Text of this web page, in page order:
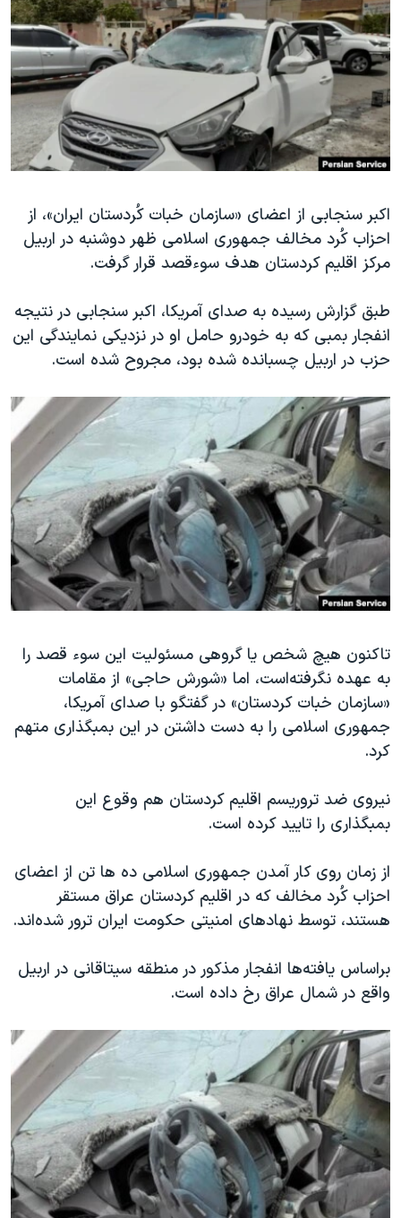
فرهنگ و زندگی
حقوق شهروندی
اقتصادی
علم و فناوری
اسرائیل در جنگ
آرشیو پخش زنده
مستندها
انتخابات ریاست جمهوری آمریکا ۲۰۲۴
حمله جمهوری اسلامی به اسرائیل
رمز مهسا
ورزش زنان در ایران
مجموعه مستندهای دادخواهی
تریبونال مردمی آبان ۹۸
دادگاه حمید نوری
چهل سال گروگان‌گیری
قانون شفافیت دارائی کادر رهبری ایران
اعتراضات مردمی آبان ۹۸
اسرائیل در جنگ
نرگس محمدی برنده جایزه نوبل صلح
همایش محافظه‌کاران آمریکا «سی‌پک»
صفحه‌های ویژه
سفر پرزیدنت ترامپ به چین
دنبال کنید
زبانهای مختلف
اکبر سنجابی از اعضای «سازمان خبات کُردستان ایران»، از
احزاب کُرد مخالف جمهوری اسلامی ظهر دوشنبه در اربیل
مرکز اقلیم کردستان هدف سوءقصد قرار گرفت.
طبق گزارش رسیده به صدای آمریکا، اکبر سنجابی در نتیجه
انفجار بمبی که به خودرو حامل او در نزدیکی نمایندگی این
حزب در اربیل چسبانده شده بود، مجروح شده است.
تاکنون هیچ شخص یا گروهی مسئولیت این سوء قصد را
به عهده نگرفته‌است، اما «شورش حاجی» از مقامات
«سازمان خبات کردستان» در گفتگو با صدای آمریکا،
جمهوری اسلامی را به دست داشتن در این بمبگذاری متهم
کرد.
نیروی ضد تروریسم اقلیم کردستان هم وقوع این
بمبگذاری را تایید کرده است.
از زمان روی کار آمدن جمهوری اسلامی ده ها تن از اعضای
احزاب کُرد مخالف که در اقلیم کردستان عراق مستقر
هستند، توسط نهادهای امنیتی حکومت ایران ترور شده‌اند.
براساس یافته‌ها انفجار مذکور در منطقه سیتاقانی در اربیل
واقع در شمال عراق رخ داده است.